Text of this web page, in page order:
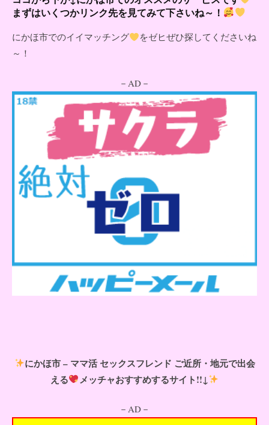
まずはいくつかリンク先を見てみて下さいね～！
にかほ市でのイイマッチング
をゼヒぜひ探してくださいね
～！
－AD－
にかほ市 – ママ活 セックスフレンド ご近所・地元で出会
える
メッチャおすすめするサイト!!↓
－AD－